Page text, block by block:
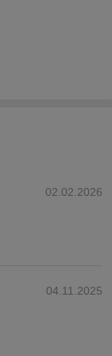
02.02.2026
04.11.2025